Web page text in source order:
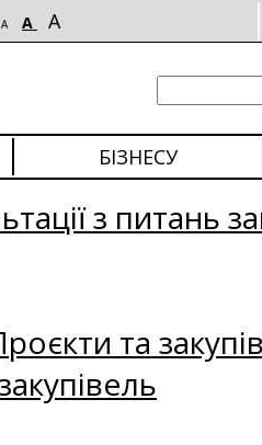
A A A
БІЗНЕСУ
з питань
та